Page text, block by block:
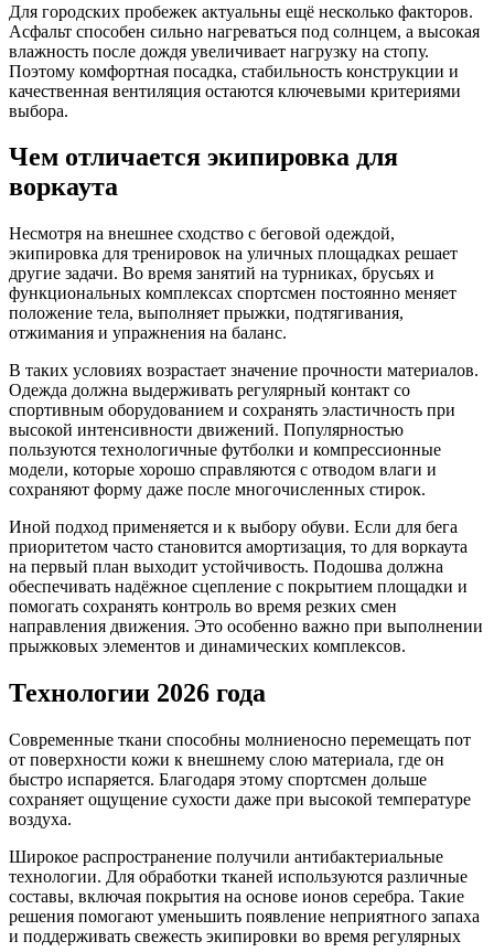
Для городских пробежек актуальны ещё несколько факторов.
Асфальт способен сильно нагреваться под солнцем, а высокая
влажность после дождя увеличивает нагрузку на стопу.
Поэтому комфортная посадка, стабильность конструкции и
качественная вентиляция остаются ключевыми критериями
выбора.
Чем отличается экипировка для
воркаута
Несмотря на внешнее сходство с беговой одеждой,
экипировка для тренировок на уличных площадках решает
другие задачи. Во время занятий на турниках, брусьях и
функциональных комплексах спортсмен постоянно меняет
положение тела, выполняет прыжки, подтягивания,
отжимания и упражнения на баланс.
В таких условиях возрастает значение прочности материалов.
Одежда должна выдерживать регулярный контакт со
спортивным оборудованием и сохранять эластичность при
высокой интенсивности движений. Популярностью
пользуются технологичные футболки и компрессионные
модели, которые хорошо справляются с отводом влаги и
сохраняют форму даже после многочисленных стирок.
Иной подход применяется и к выбору обуви. Если для бега
приоритетом часто становится амортизация, то для воркаута
на первый план выходит устойчивость. Подошва должна
обеспечивать надёжное сцепление с покрытием площадки и
помогать сохранять контроль во время резких смен
направления движения. Это особенно важно при выполнении
прыжковых элементов и динамических комплексов.
Технологии 2026 года
Современные ткани способны молниеносно перемещать пот
от поверхности кожи к внешнему слою материала, где он
быстро испаряется. Благодаря этому спортсмен дольше
сохраняет ощущение сухости даже при высокой температуре
воздуха.
Широкое распространение получили антибактериальные
технологии. Для обработки тканей используются различные
составы, включая покрытия на основе ионов серебра. Такие
решения помогают уменьшить появление неприятного запаха
и поддерживать свежесть экипировки во время регулярных